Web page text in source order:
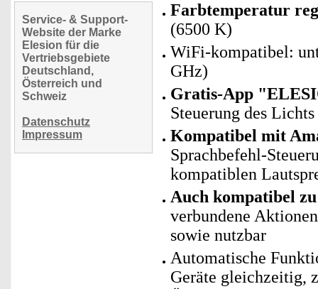
Service- & Support-
Website der Marke
Elesion für die
Vertriebsgebiete
Deutschland,
Österreich und
Schweiz
Datenschutz
Impressum
Farbtemperatur
(6500 K)
WiFi-kompatibel:
GHz)
Gratis-App
Steuerung des Lichts
Kompatibel mit
Sprachbefehl-
kompatiblen
Auch kompatibel
verbundene
sowie nutzbar
Automatische
Geräte gleichzeitig,